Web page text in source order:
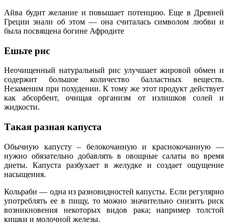
Айва будит желание и повышает потенцию. Еще в Древней
Греции знали об этом — она считалась символом любви и
была посвящена богине Афродите
Ешьте рис
Неочищенный натуральный рис улучшает жировой обмен и
содержит большое количество балластных веществ.
Незаменим при похудении. К тому же этот продукт действует
как абсорбент, очищая организм от излишков солей и
жидкости.
Такая разная капуста
Обычную капусту – белокочанную и краснокочанную —
нужно обязательно добавлять в овощные салаты во время
диеты. Капуста разбухает в желудке и создает ощущение
насыщения.
Кольраби — одна из разновидностей капусты. Если регулярно
употреблять ее в пищу, то можно значительно снизить риск
возникновения некоторых видов рака; например толстой
кишки и молочной железы.